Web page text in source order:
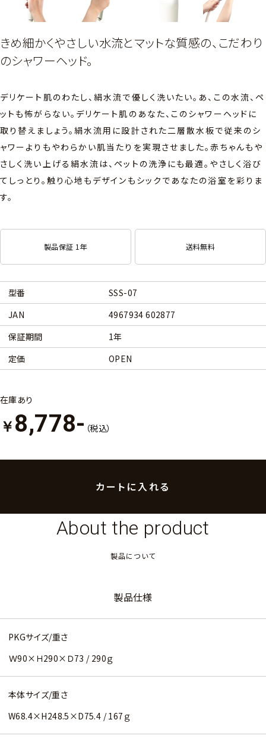
きめ細かくやさしい水流とマットな質感の、こだわり
のシャワーヘッド。
デリケート肌のわたし、絹水流で優しく洗いたい。あ、この水流、ペ
ットも怖がらない。デリケート肌のあなた、このシャワーヘッドに
取り替えましょう。絹水流用に設計された二層散水板で従来のシ
ャワーよりもやわらかい肌当たりを実現させました。赤ちゃんもや
さしく洗い上げる絹水流は、ペットの洗浄にも最適。やさしく浴び
てしっとり。触り心地もデザインもシックであなたの浴室を彩りま
す。
製品保証 1年 送料無料
型番
SSS-07
JAN
4967934 602877
保証期間
1年
定価
OPEN
在庫あり
￥ 8,778- （税込）
About the product
製品について
製品仕様
PKGサイズ/重さ
Ｗ90×Ｈ290×Ｄ73 / 290ｇ
本体サイズ/重さ
W68.4×H248.5×D75.4 / 167ｇ